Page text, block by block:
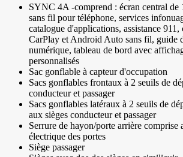
SYNC 4A -comprend : écran central de
sans fil pour téléphone, services
catalogue d'applications, assistance
CarPlay et Android Auto sans fil, guide
numérique, tableau de bord avec
personnalisés
Sac gonflable à capteur d'occupation
Sacs gonflables frontaux à 2 seuils de
conducteur et passager
Sacs gonflables latéraux à 2 seuils de
aux sièges conducteur et passager
Serrure de hayon/porte arrière comprise
électrique des portes
Siège passager